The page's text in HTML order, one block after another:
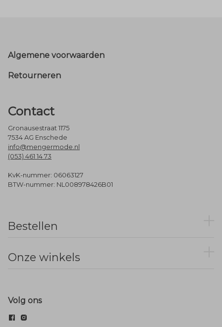
Footer
Algemene voorwaarden
Retourneren
Contact
Gronausestraat 1175
7534 AG Enschede
info@mengermode.nl
(053) 461 14 73
KvK-nummer: 06063127
BTW-nummer: NL008978426B01
Bestellen
Onze winkels
Volg ons